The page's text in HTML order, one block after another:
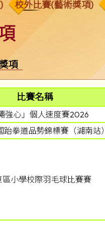
校外比賽(藝術獎項)
項
比賽名稱
強心」個人速度賽2026
拳道品勢錦標賽（湖南站）
區小學校際羽毛球比賽賽